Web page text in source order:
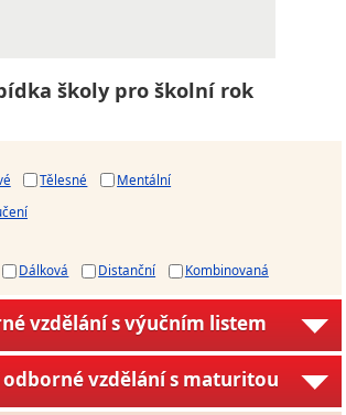
školy pro školní rok
Tělesné
Mentální
Dálková Distanční Kombinovaná
vzdělání s výučním listem
vzdělání s maturitou